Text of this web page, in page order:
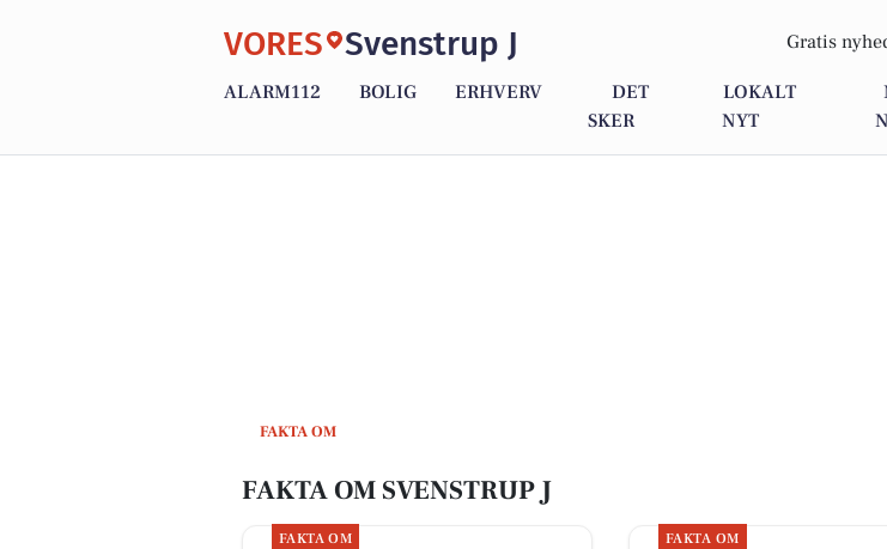
VORES Svenstrup J Gratis
ALARM112 BOLIG ERHVERV
DET
SKER
LOKALT
NYT
FAKTA OM
FAKTA OM SVENSTRUP J
FAKTA OM FAKTA OM